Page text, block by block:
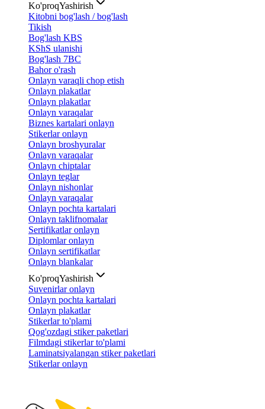
Ko'proqYashirish
Kitobni bog'lash / bog'lash
Tikish
Bog'lash KBS
KShS ulanishi
Bog'lash 7BC
Bahor o'rash
Onlayn varaqli chop etish
Onlayn plakatlar
Onlayn plakatlar
Onlayn varaqalar
Biznes kartalari onlayn
Stikerlar onlayn
Onlayn broshyuralar
Onlayn varaqalar
Onlayn chiptalar
Onlayn teglar
Onlayn nishonlar
Onlayn varaqalar
Onlayn pochta kartalari
Onlayn taklifnomalar
Sertifikatlar onlayn
Diplomlar onlayn
Onlayn sertifikatlar
Onlayn blankalar
Ko'proqYashirish
Suvenirlar onlayn
Onlayn pochta kartalari
Onlayn plakatlar
Stikerlar to'plami
Qog'ozdagi stiker paketlari
Filmdagi stikerlar to'plami
Laminatsiyalangan stiker paketlari
Stikerlar onlayn